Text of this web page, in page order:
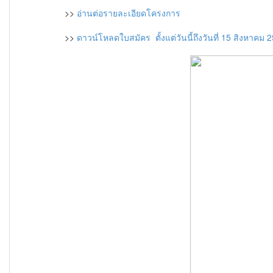
>> อ่านต่อรายละเอียดโครงการ
>> ดาวน์โหลดใบสมัคร ตั้งแต่วันนี้ถึงวันที่ 15 สิงหาคม